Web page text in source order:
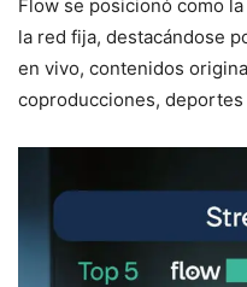
Flow se posicionó como
la red fija, destacándose
en vivo, contenidos
coproducciones, deportes